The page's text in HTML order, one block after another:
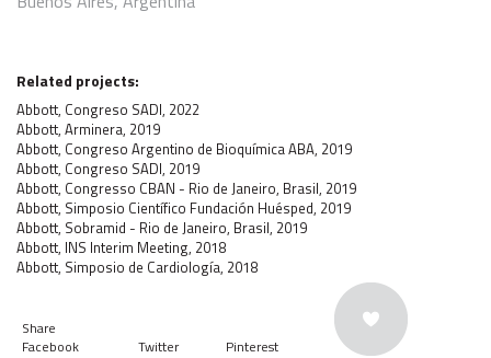
Related projects:
Abbott, Congreso SADI, 2022
Abbott, Arminera, 2019
Abbott, Congreso Argentino de Bioquímica ABA, 2019
Abbott, Congreso SADI, 2019
Abbott, Congresso CBAN - Rio de Janeiro, Brasil, 2019
Abbott, Simposio Científico Fundación Huésped, 2019
Abbott, Sobramid - Rio de Janeiro, Brasil, 2019
Abbott, INS Interim Meeting, 2018
Abbott, Simposio de Cardiología, 2018
Share
Facebook
Twitter Pinterest